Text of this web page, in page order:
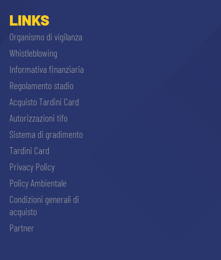
LINKS
Organismo di vigilanza
Whistleblowing
Informativa finanziaria
Regolamento stadio
Acquisto Tardini Card
Autorizzazioni tifo
Sistema di gradimento
Tardini Card
Privacy Policy
Policy Ambientale
Condizioni generali di
acquisto
Partner